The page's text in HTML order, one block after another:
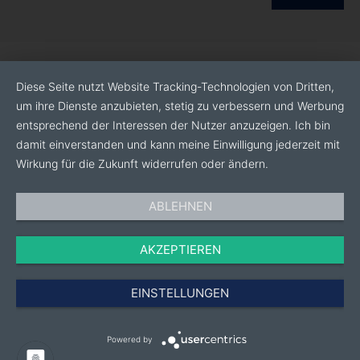
Diese Seite nutzt Website Tracking-Technologien von Dritten,
um ihre Dienste anzubieten, stetig zu verbessern und Werbung
entsprechend der Interessen der Nutzer anzuzeigen. Ich bin
damit einverstanden und kann meine Einwilligung jederzeit mit
Wirkung für die Zukunft widerrufen oder ändern.
ABLEHNEN
AKZEPTIEREN
EINSTELLUNGEN
Powered by